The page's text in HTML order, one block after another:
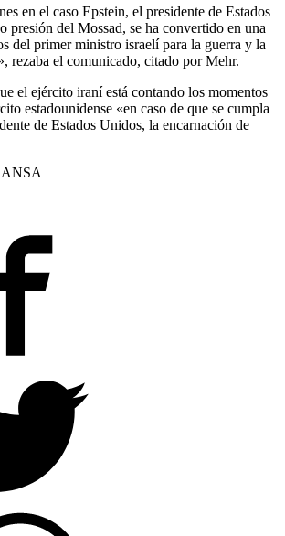
en el caso Epstein, el presidente de Estados
presión del Mossad, se ha convertido en una
del primer ministro israelí para la guerra y la
rezaba el comunicado, citado por Mehr.
el ejército iraní está contando los momentos
estadounidense «en caso de que se cumpla
de Estados Unidos, la encarnación de
ANSA